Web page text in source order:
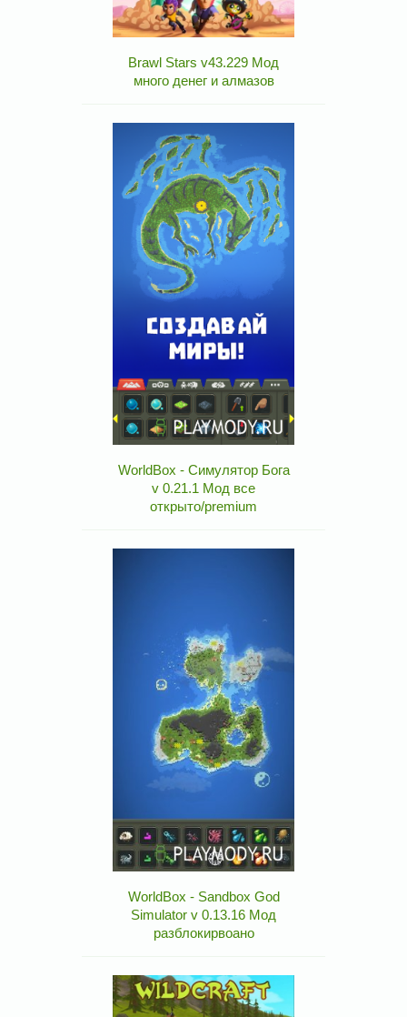
Brawl Stars v43.229 Мод
много денег и алмазов
WorldBox - Симулятор Бога
v 0.21.1 Мод все
открыто/premium
WorldBox - Sandbox God
Simulator v 0.13.16 Мод
разблокирвоано